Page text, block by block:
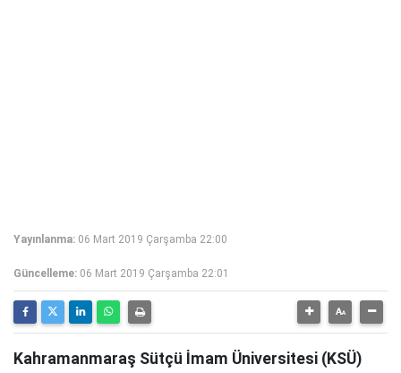
Yayınlanma: 06 Mart 2019 Çarşamba 22:00
Güncelleme: 06 Mart 2019 Çarşamba 22:01
Kahramanmaraş Sütçü İmam Üniversitesi (KSÜ)